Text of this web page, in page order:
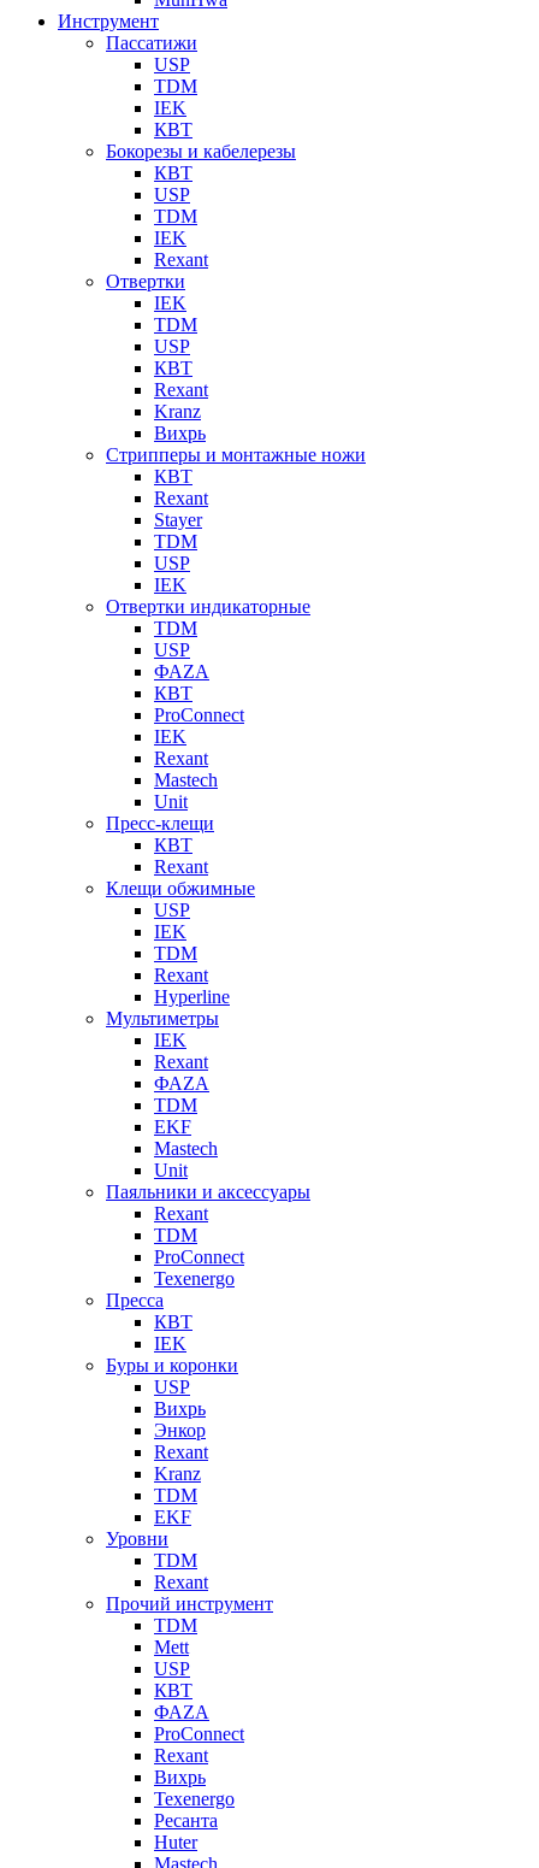
Инструмент
Пассатижи
USP
TDM
IEK
КВТ
Бокорезы и кабелерезы
КВТ
USP
TDM
IEK
Rexant
Отвертки
IEK
TDM
USP
КВТ
Rexant
Kranz
Вихрь
Стрипперы и монтажные ножи
КВТ
Rexant
Stayer
TDM
USP
IEK
Отвертки индикаторные
TDM
USP
ФАZА
КВТ
ProConnect
IEK
Rexant
Mastech
Unit
Пресс-клещи
КВТ
Rexant
Клещи обжимные
USP
IEK
TDM
Rexant
Hyperline
Мультиметры
IEK
Rexant
ФАZА
TDM
EKF
Mastech
Unit
Паяльники и аксессуары
Rexant
TDM
ProConnect
Texenergo
Пресса
КВТ
IEK
Буры и коронки
USP
Вихрь
Энкор
Rexant
Kranz
TDM
EKF
Уровни
TDM
Rexant
Прочий инструмент
TDM
Mett
USP
КВТ
ФАZА
ProConnect
Rexant
Вихрь
Texenergo
Ресанта
Huter
Mastech